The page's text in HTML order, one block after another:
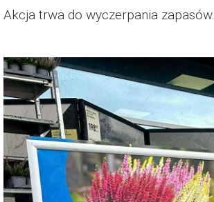
Dzień Działkowca 2024
Dzień Działkowca 2025
Akcja trwa do wyczerpania zapasów.